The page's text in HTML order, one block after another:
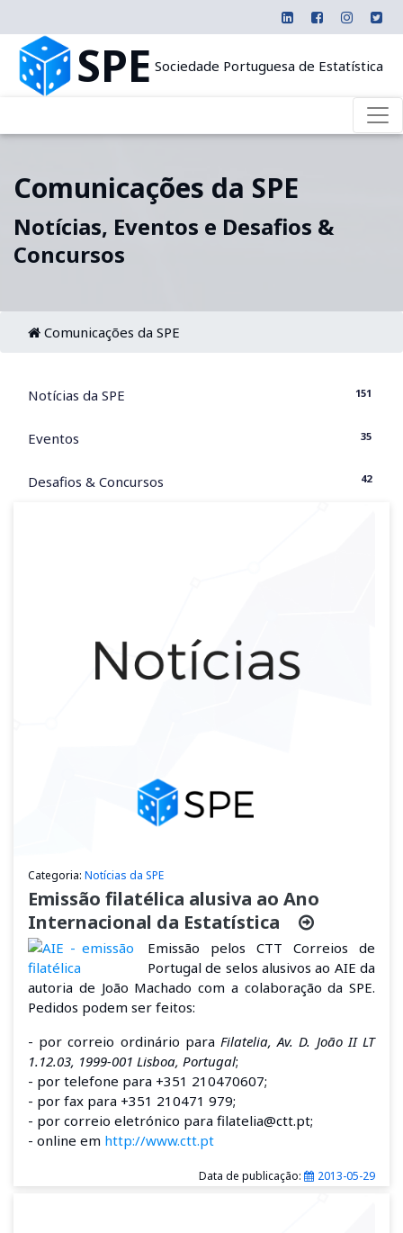
SPE Sociedade Portuguesa de Estatística
Comunicações da SPE
Notícias, Eventos e Desafios &
Concursos
Comunicações da SPE
Notícias da SPE 151
Eventos 35
Desafios & Concursos 42
Categoria: Notícias da SPE
Emissão filatélica alusiva ao Ano
Internacional da Estatística
Emissão pelos CTT Correios de
Portugal de selos alusivos ao AIE da
autoria de João Machado com a colaboração da SPE.
Pedidos podem ser feitos:
- por correio ordinário para Filatelia, Av. D. João II LT
1.12.03, 1999-001 Lisboa, Portugal;
- por telefone para +351 210470607;
- por fax para +351 210471 979;
- por correio eletrónico para filatelia@ctt.pt;
- online em http://www.ctt.pt
Data de publicação: 2013-05-29